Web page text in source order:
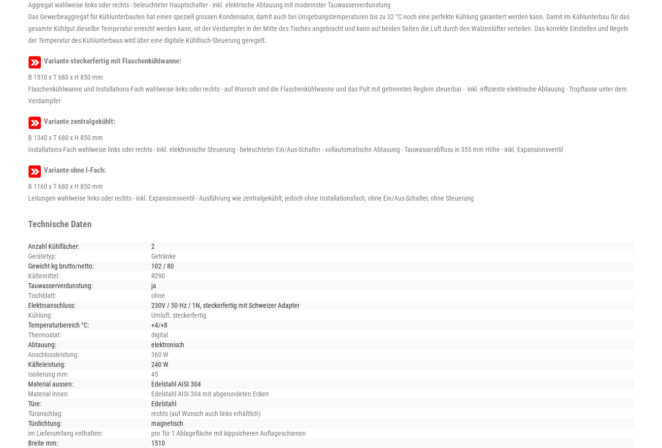
Aggregat wahlweise links oder rechts - beleuchteter Hauptschalter - inkl. elektrische Abtauung mit modernster Tauwasserverdunstung
Das Gewerbeaggregat für Kühlunterbauten hat einen speziell grossen Kondensator, damit auch bei Umgebungstemperaturen bis zu 32 °C noch eine perfekte Kühlung garantiert werden kann. Damit im Kühlunterbau für das
gesamte Kühlgut dieselbe Temperatur erreicht werden kann, ist der Verdampfer in der Mitte des Tisches angebracht und kann auf beiden Seiten die Luft durch den Walzenlüfter verteilen. Das korrekte Einstellen und Regeln
der Temperatur des Kühlunterbaus wird über eine digitale Kühltisch-Steuerung geregelt.
Variante steckerfertig mit Flaschenkühlwanne:
B 1510 x T 680 x H 850 mm
Flaschenkühlwanne und Installations-Fach wahlweise links oder rechts - auf Wunsch sind die Flaschenkühlwanne und das Pult mit getrennten Reglern steuerbar - inkl. effiziente elektrische Abtauung - Tropftasse unter dem
Verdampfer
Variante zentralgekühlt:
B 1340 x T 680 x H 850 mm
Installations-Fach wahlweise links oder rechts - inkl. elektronische Steuerung - beleuchteter Ein/Aus-Schalter - vollautomatische Abtauung - Tauwasserabfluss in 355 mm Höhe - inkl. Expansionsventil
Variante ohne I-Fach:
B 1160 x T 680 x H 850 mm
Leitungen wahlweise links oder rechts - inkl. Expansionsventil - Ausführung wie zentralgekühlt, jedoch ohne Installationsfach, ohne Ein/Aus-Schalter, ohne Steuerung
Technische Daten
Anzahl Kühlfächer:
2
Gerätetyp:
Getränke
Gewicht kg brutto/netto:
102 / 80
Kältemittel:
R290
Tauwasserverdunstung:
ja
Tischblatt:
ohne
Elektroanschluss:
230V / 50 Hz / 1N, steckerfertig mit Schweizer Adapter
Kühlung:
Umluft, steckerfertig
Temperaturbereich °C:
+4/+8
Thermostat:
digital
Abtauung:
elektronisch
Anschlussleistung:
360 W
Kälteleistung:
240 W
Isolierung mm:
45
Material aussen:
Edelstahl AISI 304
Material innen:
Edelstahl AISI 304 mit abgerundeten Ecken
Türe:
Edelstahl
Türanschlag:
rechts (auf Wunsch auch links erhältlich)
Türdichtung:
magnetisch
im Lieferumfang enthalten:
pro Tür 1 Ablagefläche mit kippsicheren Auflageschienen
Breite mm:
1510